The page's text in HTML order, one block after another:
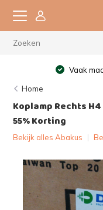
Vaak
Home
Koplamp Rechts H4
55% Korting
Bekijk alles Abakus |